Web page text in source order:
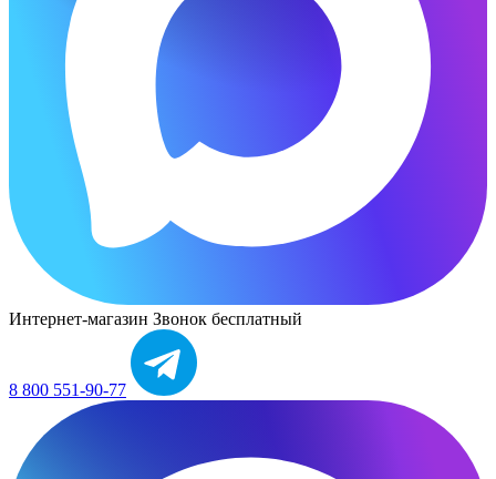
Интернет-магазин Звонок бесплатный
8 800 551-90-77